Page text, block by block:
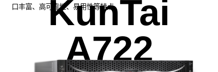
口丰富、高可靠性、易用性等特点。
KunTai
A722